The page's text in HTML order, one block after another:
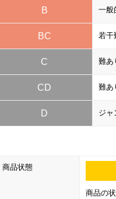
B 一般
BC 若干
C 難あ
CD 難あ
D ジャ
商品状態
商品の